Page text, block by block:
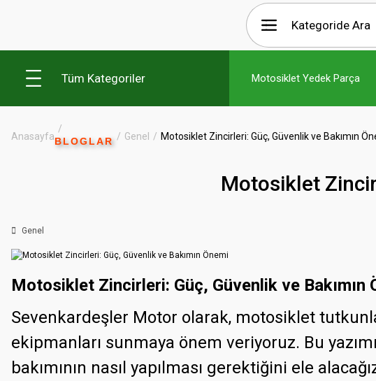
Tüm Kategoriler Motosiklet Yedek Parça
AnasayfaBLOGLAR Genel Motosiklet Zincirleri: Güç, Güvenlik ve Bakımın
Motosiklet
Genel
Motosiklet Zincirleri: Güç, Güvenlik ve
Sevenkardeşler Motor olarak, motosiklet
ekipmanları sunmaya önem veriyoruz. Bu
bakımının nasıl yapılması gerektiğini ele